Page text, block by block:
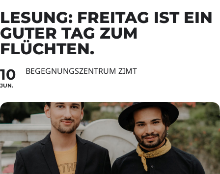
LESUNG: FREITAG IST EIN
GUTER TAG ZUM
FLÜCHTEN.
10
JUN.
BEGEGNUNGSZENTRUM ZIMT